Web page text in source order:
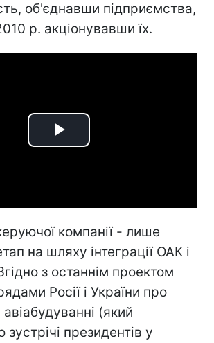
об'єднавши підприємства,
р. акціонувавши їх.
Play
компанії - лише
на шляху інтеграції ОАК і
з останнім проектом
Росії і України про
(який
зустрічі президентів у